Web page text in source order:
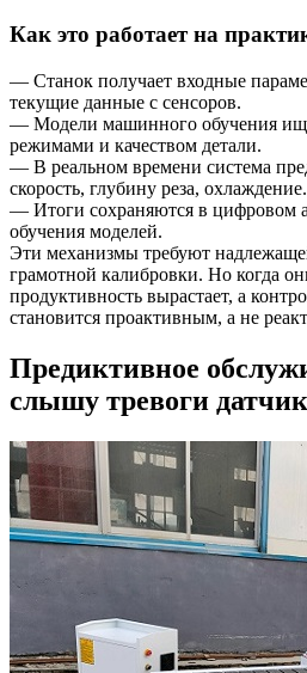
Как это работает на
— Станок получает входные
текущие данные с сенсоров.
— Модели машинного обучения
режимами и качеством детали.
— В реальном времени система
скорость, глубину реза, охлаждение.
— Итоги сохраняются в цифровом
обучения моделей.
Эти механизмы требуют
грамотной калибровки. Но когда
продуктивность вырастает, а
становится проактивным, а не
Предиктивное
слышу тревоги